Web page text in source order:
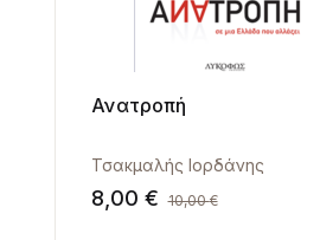
Ανατροπή
Τσακμαλής Ιορδάνης
8,00 € 10,00€